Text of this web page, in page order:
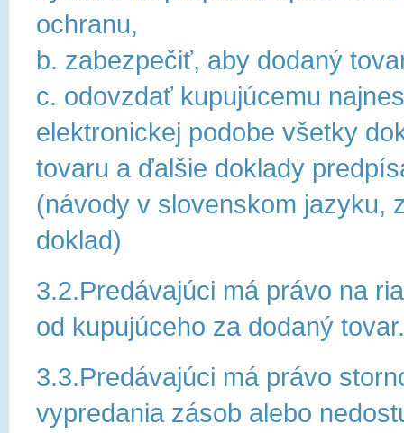
ochranu,
b. zabezpečiť, aby dodaný
c. odovzdať kupujúcemu
elektronickej podobe všetky
tovaru a ďalšie doklady
(návody v slovenskom jazyku,
doklad)
3.2.Predávajúci má právo na
od kupujúceho za dodaný tovar.
3.3.Predávajúci má právo
vypredania zásob alebo